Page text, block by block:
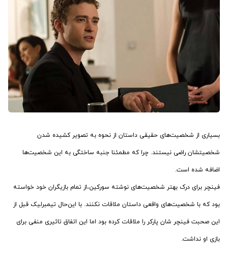
بسیاری از شخصیت‌های حقیقی داستان از نحوه به تصویر کشیده شدن
شخصیتشان راضی نیستند. چرا که مطمئنا جنبه ساختگی به این شخصیت‌ها
اضافه شده است.
فینچر برای درک بهتر شخصیت‌های نوشته سورکین،‌از تمام بازیگران خود خواسته
بود که با شخصیت‌های واقعی داستان ملاقات نکنند. با این‌حال تیمبرلیک قبل از
این صحبت فینچر شان پارکر را ملاقات کرده بود اما این اتفاق تاثیری منفی برای
بازی او نداشت.